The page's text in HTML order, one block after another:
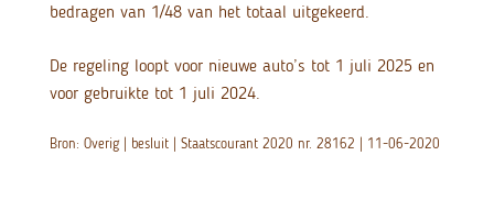
bedragen van 1/48 van het totaal uitgekeerd.
De regeling loopt voor nieuwe auto’s tot 1 juli 2025 en
voor gebruikte tot 1 juli 2024.
Bron: Overig | besluit | Staatscourant 2020 nr. 28162 | 11-06-2020